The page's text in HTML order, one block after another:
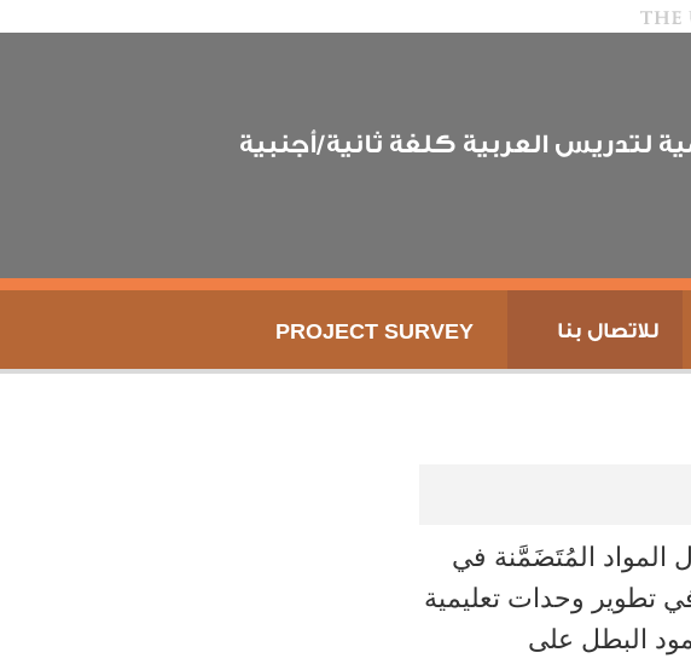
لتدريس العربية كلغة ثانية/أجنبية
للاتصال بنا PROJECT SURVEY
المواد المُتَضَمَّنة في
في تطوير وحدات تعليمية
البطل على